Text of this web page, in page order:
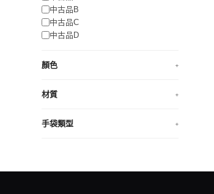
中古品B
中古品C
中古品D
顏色 +
材質 +
手袋類型 +